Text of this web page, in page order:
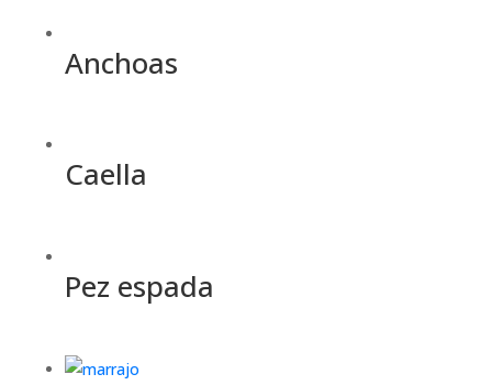
Anchoas
Caella
Pez espada